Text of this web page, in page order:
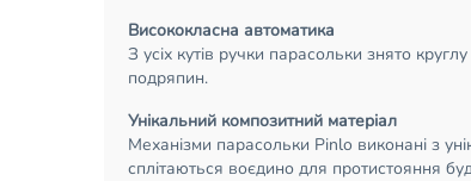
Висококласна автоматика
З усіх кутів ручки парасольки знято
подряпин.
Унікальний композитний матеріал
Механізми парасольки Pinlo виконані з
сплітаються воєдино для протистояння